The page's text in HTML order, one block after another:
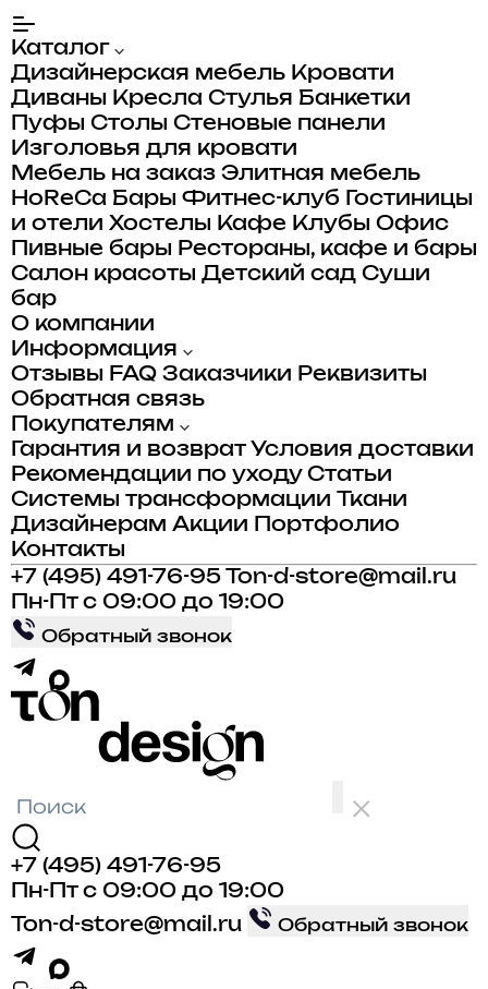
Каталог
Дизайнерская мебель Кровати
Диваны Кресла Стулья Банкетки
Пуфы Столы Стеновые панели
Изголовья для кровати
Мебель на заказ Элитная мебель
HoReCa Бары Фитнес-клуб
Гостиницы
и отели Хостелы Кафе Клубы Офис
Пивные бары Рестораны, кафе и бары
Салон красоты Детский сад Суши
бар
О компании
Информация
Отзывы FAQ Заказчики Реквизиты
Обратная связь
Покупателям
Гарантия и возврат Условия доставки
Рекомендации по уходу Статьи
Системы трансформации
Ткани
Дизайнерам Акции
Портфолио
Контакты
+7 (495) 491-76-95
Ton-d-store@mail.ru
Пн-Пт с 09:00 до 19:00
Обратный звонок
+7 (495) 491-76-95
Пн-Пт с 09:00 до 19:00
Ton-d-store@mail.ru
Обратный звонок